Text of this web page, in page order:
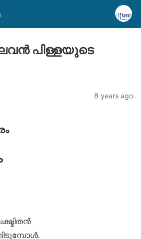
പിള്ളയുടെ
8 years ago